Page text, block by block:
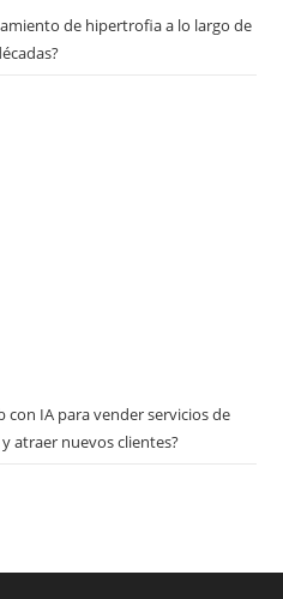
de hipertrofia a lo largo de
con IA para vender servicios de
atraer nuevos clientes?